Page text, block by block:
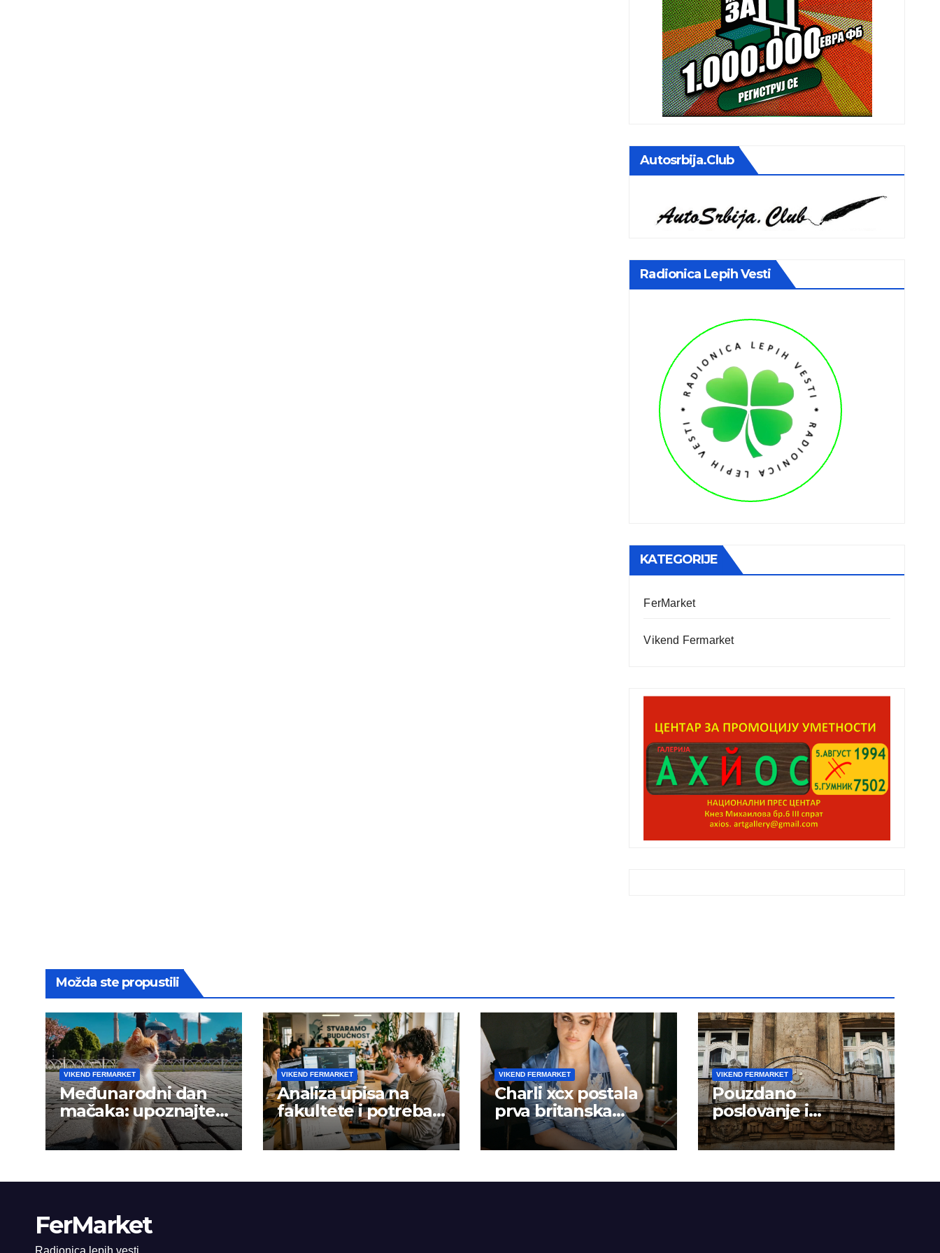
Autosrbija.club
Radionica Lepih Vesti
KATEGORIJE
FerMarket
Vikend Fermarket
Možda ste propustili
VIKEND FERMARKET
Međunarodni dan
mačaka: upoznajte
istanbulske mace
VIKEND FERMARKET
Analiza upisa na
fakultete i potreba
tržišta rada
VIKEND FERMARKET
Charli xcx postala
prva britanska
pevačica sa dva
albuma na prvom
kalendarskoj godini
VIKEND FERMARKET
Pouzdano
poslovanje i
kontinuitet rasta
FerMarket
Radionica lepih vesti